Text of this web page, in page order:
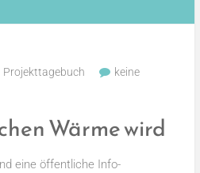
Projekttagebuch
keine
Wärme wird
eine öffentliche Info-